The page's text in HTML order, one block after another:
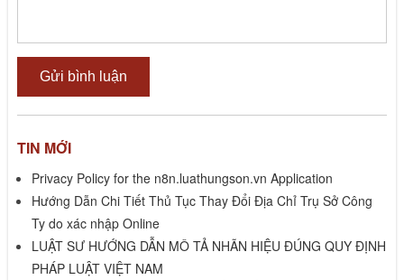
TIN MỚI
Privacy Policy for the n8n.luathungson.vn Application
Hướng Dẫn Chi Tiết Thủ Tục Thay Đổi Địa Chỉ Trụ Sở Công
Ty do xác nhập Online
LUẬT SƯ HƯỚNG DẪN MÔ TẢ NHÃN HIỆU ĐÚNG QUY ĐỊNH
PHÁP LUẬT VIỆT NAM